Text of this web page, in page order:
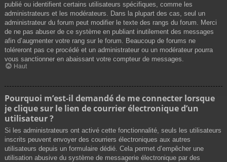
publié ou identifient certains utilisateurs spécifiques, comme les
administrateurs et les modérateurs. Dans la plupart des cas, seul un
administrateur du forum peut modifier le texte des rangs du forum. Merci
de ne pas abuser de ce système en publiant inutilement des messages
afin d’augmenter votre rang sur le forum. Beaucoup de forums ne
toléreront pas ce procédé et un administrateur ou un modérateur pourra
vous sanctionner en abaissant votre compteur de messages.
Haut
Pourquoi m’est-il demandé de me connecter lorsque
je clique sur le lien de courrier électronique d’un
utilisateur ?
Si les administrateurs ont activé cette fonctionnalité, seuls les utilisateurs
inscrits peuvent envoyer des courriers électroniques aux autres
utilisateurs depuis un formulaire dédié. Cela permet d’empêcher une
utilisation abusive du système de messagerie électronique par des